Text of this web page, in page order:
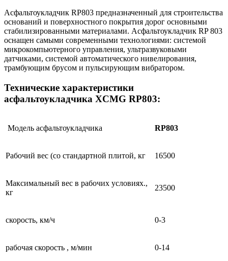
Асфальтоукладчик RP803 предназначенный для строительства
оснований и поверхностного покрытия дорог основными
стабилизированными материалами. Асфальтоукладчик RP 803
оснащен самыми современными технологиями: системой
микрокомпьютерного управления, ультразвуковыми
датчиками, системой автоматического нивелирования,
трамбующим брусом и пульсирующим вибратором.
Технические характеристики
асфальтоукладчика XCMG RP803:
Модель асфальтоукладчика RP803
Рабочий вес (со стандартной плитой, кг 16500
Максимальный вес в рабочих условиях.,
кг
23500
скорость, км/ч 0-3
рабочая скорость , м/мин 0-14